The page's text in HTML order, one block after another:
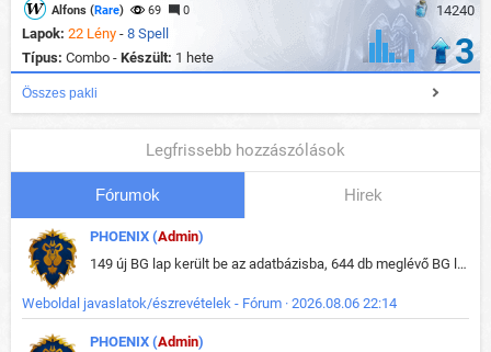
14240
Alfons (Rare) 69 0
Lapok: 22 Lény - 8 Spell
Típus: Combo - Készült: 1 hete 3
Összes pakli
Legfrissebb hozzászólások
Fórumok Hirek
PHOENIX (Admin)
149 új BG lap került be az adatbázisba, 644 db meglévő BG lap módosult, bekerültek az új képek a megváltozott lapokhoz is.
Weboldal javaslatok/észrevételek - Fórum · 2026.08.06 22:14
PHOENIX (Admin)